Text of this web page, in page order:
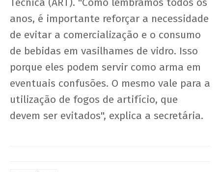
anos, é importante reforçar a necessidade
de evitar a comercialização e o consumo
de bebidas em vasilhames de vidro. Isso
porque eles podem servir como arma em
eventuais confusões. O mesmo vale para a
utilização de fogos de artifício, que
devem ser evitados", explica a secretária.